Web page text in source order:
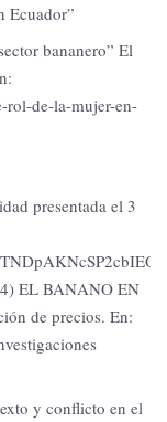
Ecuador”
bananero” El
rol-de-la-mujer-en-
presentada el 3
EL BANANO EN
de precios. En:
y conflicto en el